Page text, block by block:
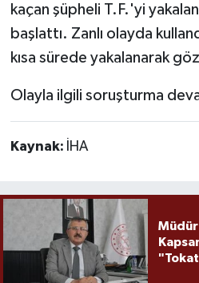
kaçan şüpheli T.F.'yi
başlattı. Zanlı olayda
kısa sürede yakalanarak
Olayla ilgili soruşturma
Kaynak: İHA
Müdür